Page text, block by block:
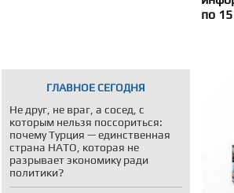
ГЛАВНОЕ СЕГОДНЯ
Не друг, не враг, а сосед, с
которым нельзя поссориться:
почему Турция — единственная
страна НАТО, которая не
разрывает экономику ради
политики?
по